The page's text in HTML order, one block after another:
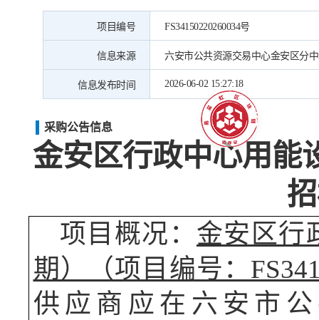
项目编号 FS34150220260034号
信息来源 六安市公共资源交易中心金安区分
信息发布时间 2026-06-02 15:27:18
采购公告信息
金安区行政中心用能
项目概况： 金安区行
期）（项目编号：
供应商应在六安市